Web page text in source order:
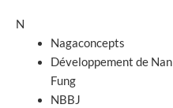
N
Nagaconcepts
Développement de Nan
Fung
NBBJ